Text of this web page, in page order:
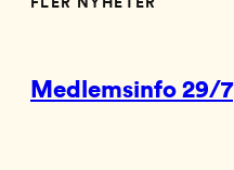
FLER NYHETER
Medlemsinfo 29/7